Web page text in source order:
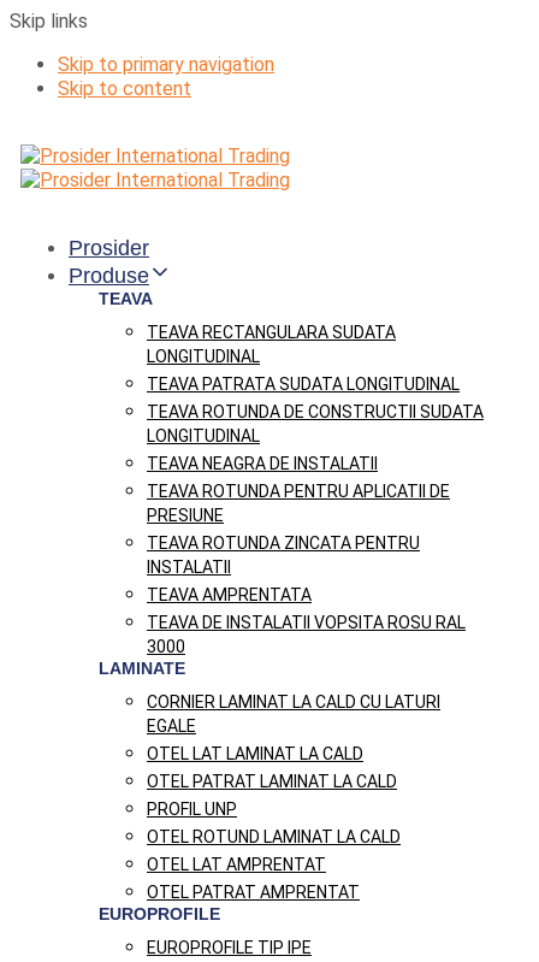
Skip links
Skip to primary navigation
Skip to content
Prosider
Produse
TEAVA
TEAVA RECTANGULARA SUDATA
LONGITUDINAL
TEAVA PATRATA SUDATA LONGITUDINAL
TEAVA ROTUNDA DE CONSTRUCTII SUDATA
LONGITUDINAL
TEAVA NEAGRA DE INSTALATII
TEAVA ROTUNDA PENTRU APLICATII DE
PRESIUNE
TEAVA ROTUNDA ZINCATA PENTRU
INSTALATII
TEAVA AMPRENTATA
TEAVA DE INSTALATII VOPSITA ROSU RAL
3000
LAMINATE
CORNIER LAMINAT LA CALD CU LATURI
EGALE
OTEL LAT LAMINAT LA CALD
OTEL PATRAT LAMINAT LA CALD
PROFIL UNP
OTEL ROTUND LAMINAT LA CALD
OTEL LAT AMPRENTAT
OTEL PATRAT AMPRENTAT
EUROPROFILE
EUROPROFILE TIP IPE